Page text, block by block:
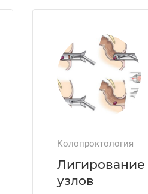
Колопроктология
узлов